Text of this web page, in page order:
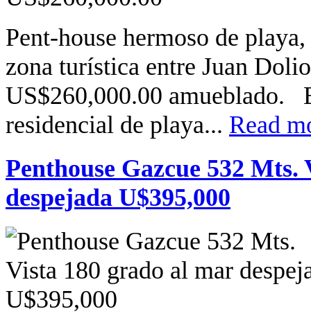
Pent-house hermoso de
zona turística entre Juan
US$260,000.00 amueblado.
residencial de playa... Read
Penthouse Gazcue 532
despejada U$395,000